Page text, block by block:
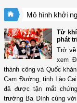
Mô hình khởi
Từ
phát
Trở về
xem
thành công và Quốc
Cam Đường, tỉnh Lào
đã được tận mắt
trường Ba Đình cùng